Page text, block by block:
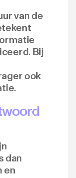
van de
Bij
ook
dan
en